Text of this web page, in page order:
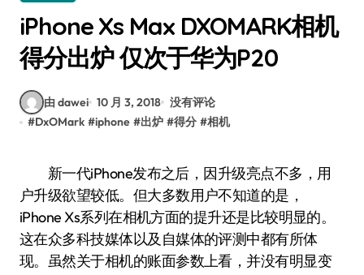
iPhone Xs Max DXOMARK相机
得分出炉 仅次于华为P20
由 dawei 10 月 3, 2018 没有评论
#DxOMark #iphone #出炉 #得分 #相机
新一代iPhone发布之后，因升级亮点不多，用
户升级欲望较低。但大多数用户不知道的是，
iPhone Xs系列在相机方面的提升还是比较明显的。
这在众多科技媒体以及自媒体的评测中都有所体
现。虽然关于相机的账面参数上看，并没有明显变